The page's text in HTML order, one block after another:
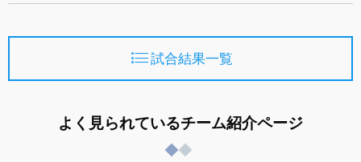
試合結果一覧
よく見られているチーム紹介ページ